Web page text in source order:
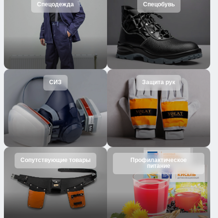
Спецодежда Спецобувь
СИЗ Защита рук
Сопутствующие товары
Профилактическое
питание